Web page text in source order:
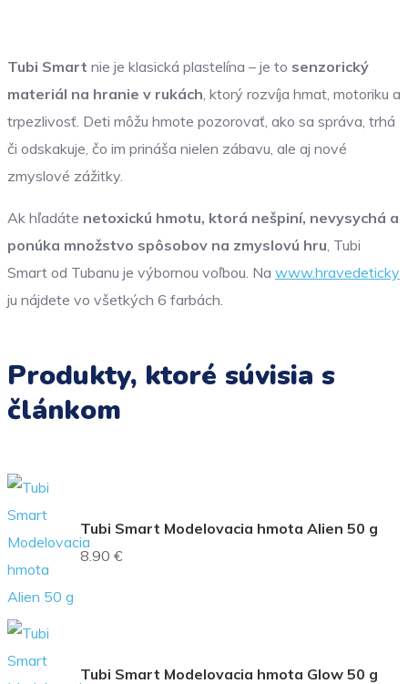
Tubi Smart nie je klasická plastelína – je to senzorický
materiál na hranie v rukách , ktorý rozvíja hmat, motoriku a
trpezlivosť. Deti môžu hmote pozorovať, ako sa správa, trhá
či odskakuje, čo im prináša nielen zábavu, ale aj nové
zmyslové zážitky.
Ak hľadáte netoxickú hmotu, ktorá nešpiní, nevysychá a
ponúka množstvo spôsobov na zmyslovú hru , Tubi
Smart od Tubanu je výbornou voľbou. Na www.hravedeticky
ju nájdete vo všetkých 6 farbách.
Produkty, ktoré súvisia s
článkom
Tubi Smart Modelovacia hmota Alien 50 g
8.90 €
Tubi Smart Modelovacia hmota Glow 50 g